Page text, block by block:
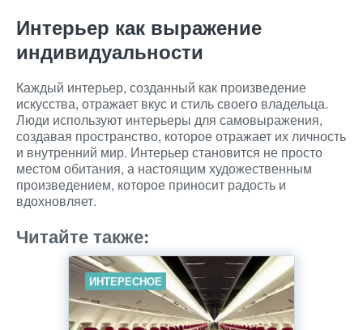
Интерьер как выражение
индивидуальности
Каждый интерьер, созданный как произведение
искусства, отражает вкус и стиль своего владельца.
Люди используют интерьеры для самовыражения,
создавая пространство, которое отражает их личность
и внутренний мир. Интерьер становится не просто
местом обитания, а настоящим художественным
произведением, которое приносит радость и
вдохновляет.
Читайте также:
ИНТЕРЕСНОЕ